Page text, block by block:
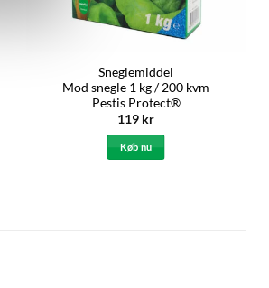
Sneglemiddel
Mod snegle 1 kg / 200 kvm
Pestis Protect®
119 kr
Køb nu